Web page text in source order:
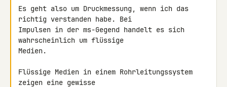
Es geht also um Druckmessung, wenn ich das
richtig verstanden habe. Bei
Impulsen in der ms-Gegend handelt es sich
wahrscheinlich um flüssige
Medien.
Flüssige Medien in einem Rohrleitungssystem
zeigen eine gewisse